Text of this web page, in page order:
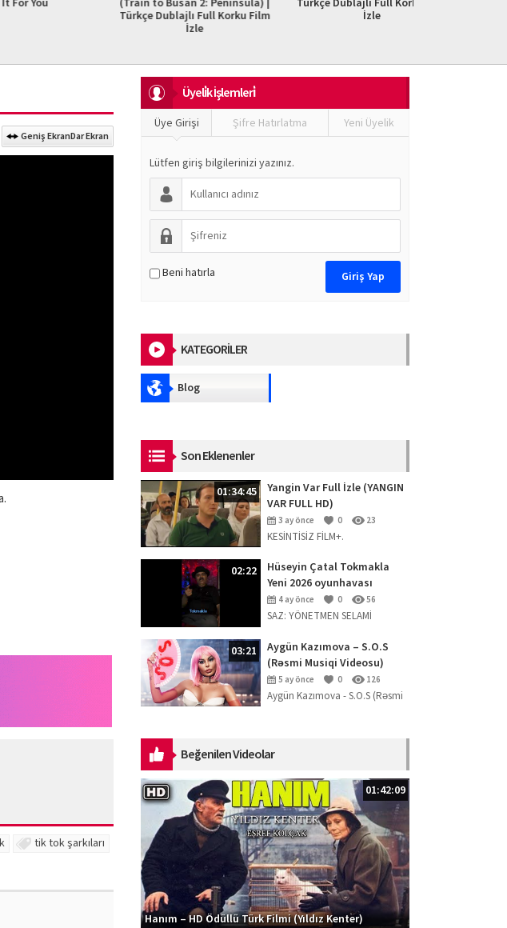
Türkçe Dublajlı Full Korku Film
Geniş EkranDar Ekran
tik tok şarkıları
Üyeli̇k İşlemleri̇
Üye Girişi Şifre Hatırlatma Yeni Üyelik
Lütfen giriş bilgilerinizi yazınız.
Beni hatırla
KATEGORİLER
Blog
Son Eklenenler
01:34:45
Yangin Var Full İzle (YANGIN
VAR FULL HD)
3 ay önce 0 23
KESİNTİSİZ FİLM+.
02:22
Hüseyin Çatal Tokmakla
Yeni 2026 oyunhavası
4 ay önce 0 56
SAZ: YÖNETMEN SELAMİ
03:21
Aygün Kazımova – S.O.S
(Rəsmi Musiqi Videosu)
5 ay önce 0 126
Aygün Kazımova - S.O.S (Rəsmi
Kazım Can ...
Beğenilen Videolar
01:42:09
Hanım – HD Ödüllü Türk Filmi (Yıldız Kenter)